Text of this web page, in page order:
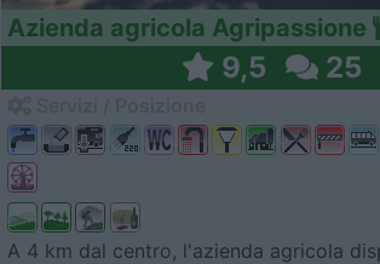
Azienda agricola Agripassione
9,5 25
A 4 km dal centro, l'azienda agricola